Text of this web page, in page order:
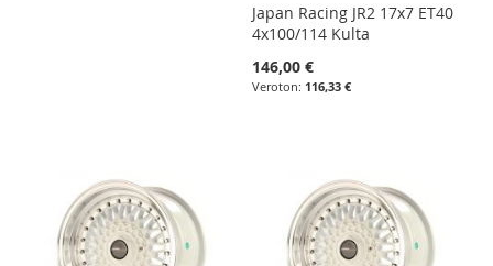
Japan Racing JR2 17x7 ET40
4x100/114 Kulta
146,00 €
116,33 €